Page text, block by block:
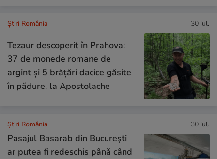
Știri România 30 iul.
Tezaur descoperit în Prahova:
37 de monede romane de
argint și 5 brățări dacice găsite
în pădure, la Apostolache
Știri România 30 iul.
Pasajul Basarab din București
ar putea fi redeschis până când